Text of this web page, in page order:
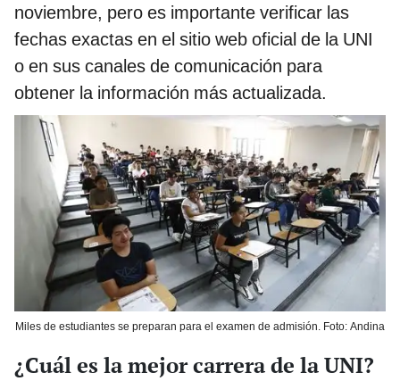
noviembre, pero es importante verificar las
fechas exactas en el sitio web oficial de la UNI
o en sus canales de comunicación para
obtener la información más actualizada.
Miles de estudiantes se preparan para el examen de admisión. Foto: Andina
¿Cuál es la mejor carrera de la UNI?